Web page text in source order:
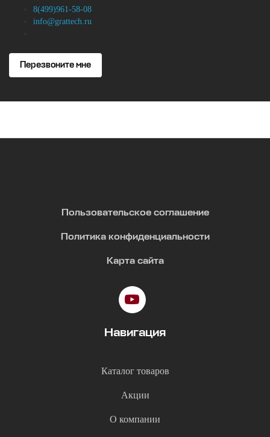
8(499)961-58-08
info@grattech.ru
Перезвоните мне
Пользовательское соглашение
Политика конфиденциальности
Карта сайта
Навигация
Каталог товаров
Акции
О компании